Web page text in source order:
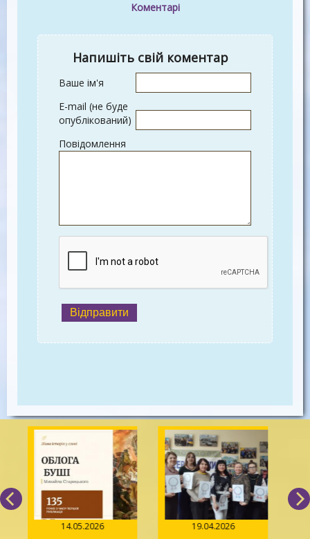
Коментарі
Напишіть свій коментар
Ваше ім'я
E-mail (не буде
опублікований)
Повідомлення
Відправити
14.05.2026
19.04.2026